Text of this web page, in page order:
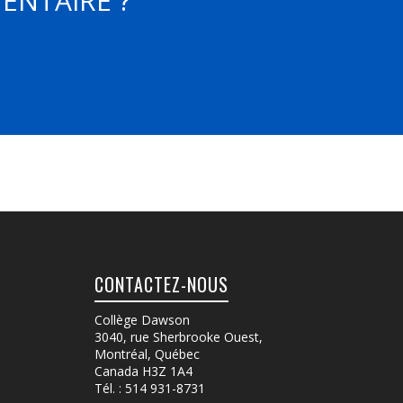
CONTACTEZ-NOUS
Collège Dawson
3040, rue Sherbrooke Ouest,
Montréal, Québec
Canada H3Z 1A4
Tél. : 514 931-8731